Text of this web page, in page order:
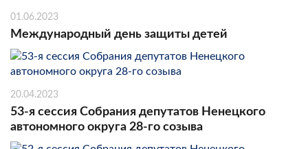
01.06.2023
Международный день защиты детей
20.04.2023
53-я сессия Собрания депутатов Ненецкого
автономного округа 28-го созыва